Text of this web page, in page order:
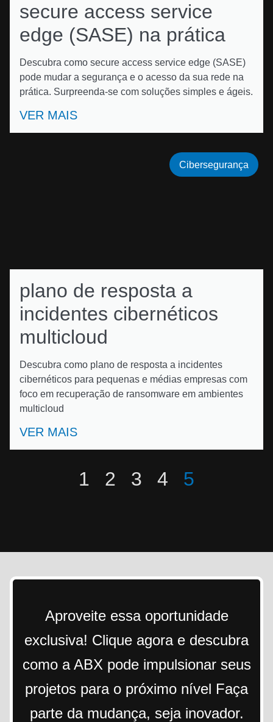
secure access service
edge (SASE) na prática
Descubra como secure access service edge (SASE)
pode mudar a segurança e o acesso da sua rede na
prática. Surpreenda-se com soluções simples e ágeis.
VER MAIS
plano de resposta a
incidentes cibernéticos
multicloud
Descubra como plano de resposta a incidentes
cibernéticos para pequenas e médias empresas com
foco em recuperação de ransomware em ambientes
multicloud
VER MAIS
Cibersegurança
1 2 3 4 5
Aproveite essa oportunidade
exclusiva! Clique agora e descubra
como a ABX pode impulsionar seus
projetos para o próximo nível Faça
parte da mudança, seja inovador.